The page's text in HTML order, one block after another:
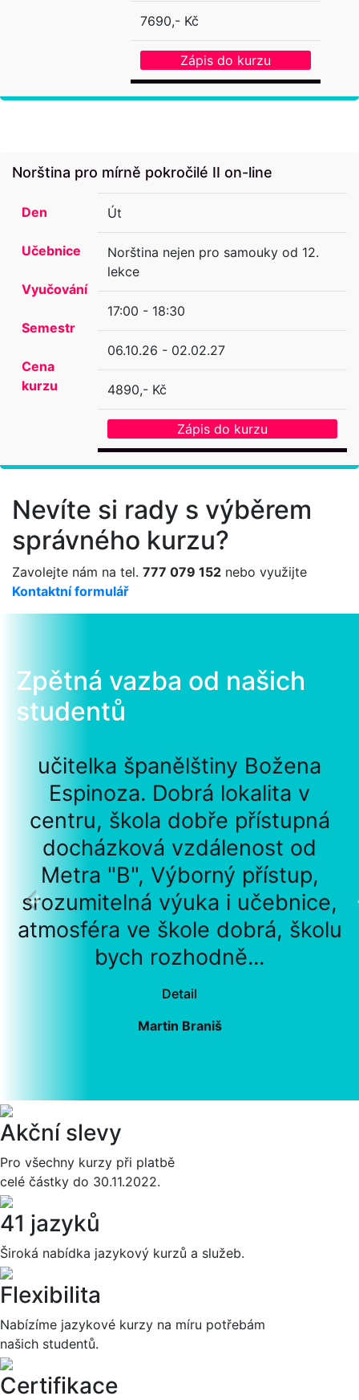
7690,- Kč
Zápis do kurzu
Norština pro mírně pokročilé II on-line
Den
Učebnice
Vyučování
Semestr
Cena
kurzu
Út
Norština nejen pro samouky od 12.
lekce
17:00 - 18:30
06.10.26 - 02.02.27
4890,- Kč
Zápis do kurzu
Nevíte si rady s výběrem
správného kurzu?
Zavolejte nám na tel. 777 079 152 nebo využijte
Kontaktní formulář
Zpětná vazba od našich
studentů
učitelka španělštiny Božena
Espinoza. Dobrá lokalita v
centru, škola dobře přístupná
docházková vzdálenost od
Metra "B", Výborný přístup,
srozumitelná výuka i učebnice,
atmosféra ve škole dobrá, školu
bych rozhodně...
Detail
Martin Braniš
Akční slevy
Pro všechny kurzy při platbě
celé částky do 30.11.2022.
41 jazyků
Široká nabídka jazykový kurzů a služeb.
Flexibilita
Nabízíme jazykové kurzy na míru potřebám
našich studentů.
Certifikace